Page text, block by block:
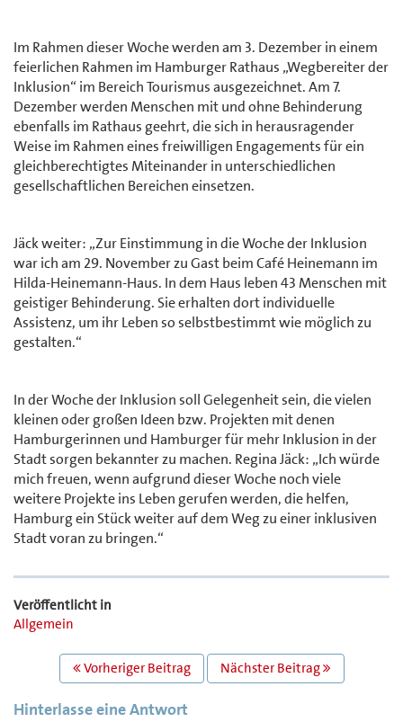
Im Rahmen dieser Woche werden am 3. Dezember in einem
feierlichen Rahmen im Hamburger Rathaus „Wegbereiter der
Inklusion“ im Bereich Tourismus ausgezeichnet. Am 7.
Dezember werden Menschen mit und ohne Behinderung
ebenfalls im Rathaus geehrt, die sich in herausragender
Weise im Rahmen eines freiwilligen Engagements für ein
gleichberechtigtes Miteinander in unterschiedlichen
gesellschaftlichen Bereichen einsetzen.
Jäck weiter: „Zur Einstimmung in die Woche der Inklusion
war ich am 29. November zu Gast beim Café Heinemann im
Hilda-Heinemann-Haus. In dem Haus leben 43 Menschen mit
geistiger Behinderung. Sie erhalten dort individuelle
Assistenz, um ihr Leben so selbstbestimmt wie möglich zu
gestalten.“
In der Woche der Inklusion soll Gelegenheit sein, die vielen
kleinen oder großen Ideen bzw. Projekten mit denen
Hamburgerinnen und Hamburger für mehr Inklusion in der
Stadt sorgen bekannter zu machen. Regina Jäck: „Ich würde
mich freuen, wenn aufgrund dieser Woche noch viele
weitere Projekte ins Leben gerufen werden, die helfen,
Hamburg ein Stück weiter auf dem Weg zu einer inklusiven
Stadt voran zu bringen.“
Veröffentlicht in
Allgemein
BEITRAGS
NAVIGATION
Vorheriger Beitrag Nächster Beitrag
Hinterlasse eine Antwort